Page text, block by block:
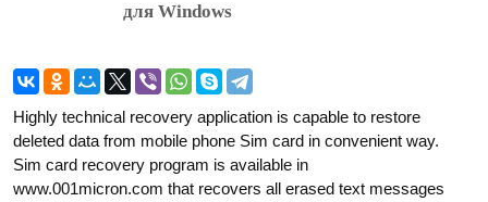
для Windows
Highly technical recovery application is capable to restore
deleted data from mobile phone Sim card in convenient way.
Sim card recovery program is available in
www.001micron.com that recovers all erased text messages